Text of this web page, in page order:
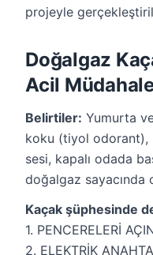
projeyle
Doğalgaz
Acil
Belirtiler: Yumurta
koku (tiyol odorant),
sesi, kapalı odada
doğalgaz sayacında
Kaçak şüphesinde
1. PENCERELERİ
2. ELEKTRİK